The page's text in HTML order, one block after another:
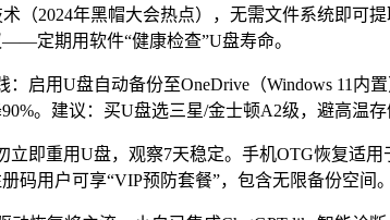
术（2024年黑帽大会热点），无需文件系统即可
定期用软件“健康检查”U盘寿命。
启用U盘自动备份至OneDrive（Windows 11内
。建议：买U盘选三星/金士顿A2级，避高温存
立即重用U盘，观察7天稳定。手机OTG恢复适用
码用户可享“VIP预防套餐”，包含无限备份空间。